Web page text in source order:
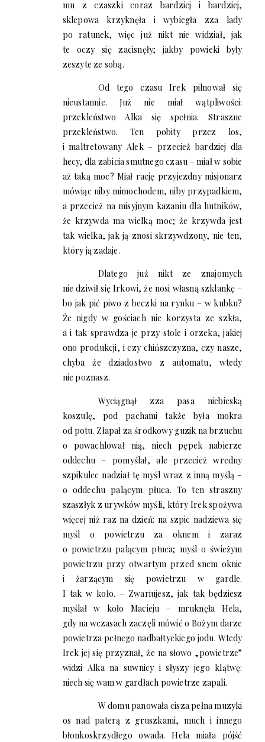
mu z czaszki coraz bardziej i bardziej,
sklepowa krzyknęła i wybiegła zza lady
po ratunek, więc już nikt nie widział, jak
te oczy się zacisnęły; jakby powieki były
zeszyte ze sobą.
Od tego czasu Irek pilnował się
nieustannie. Już nie miał wątpliwości:
przekleństwo Alka się spełnia. Straszne
przekleństwo. Ten pobity przez los,
i maltretowany Alek – przecież bardziej dla
hecy, dla zabicia smutnego czasu – miał w sobie
aż taką moc? Miał rację przyjezdny misjonarz
mówiąc niby mimochodem, niby przypadkiem,
a przecież na misyjnym kazaniu dla hutników,
że krzywda ma wielką moc; że krzywda jest
tak wielka, jak ją znosi skrzywdzony, nie ten,
który ją zadaje.
Dlatego już nikt ze znajomych
nie dziwił się Irkowi, że nosi własną szklankę –
bo jak pić piwo z beczki na rynku – w kubku?
Że nigdy w gościach nie korzysta ze szkła,
a i tak sprawdza je przy stole i orzeka, jakiej
ono produkcji, i czy chińszczyzna, czy nasze,
chyba że dziadostwo z automatu, wtedy
nie poznasz.
Wyciągnął zza pasa niebieską
koszulę, pod pachami także była mokra
od potu. Złapał za środkowy guzik na brzuchu
o powachlował nią, niech pępek nabierze
oddechu – pomyślał, ale przecież wredny
szpikulec nadział tę myśl wraz z inną myślą –
o oddechu palącym płuca. To ten straszny
szaszłyk z urywków myśli, który Irek spożywa
więcej niż raz na dzień: na szpic nadziewa się
myśl o powietrzu za oknem i zaraz
o powietrzu palącym płuca; myśl o świeżym
powietrzu przy otwartym przed snem oknie
i żarzącym się powietrzu w gardle.
I tak w koło. – Zwariujesz, jak tak będziesz
myślał w koło Macieju – mruknęła Hela,
gdy na wczasach zaczęli mówić o Bożym darze
powietrza pełnego nadbałtyckiego jodu. Wtedy
Irek jej się przyznał, że na słowo „powietrze”
widzi Alka na suwnicy i słyszy jego klątwę:
niech się wam w gardłach powietrze zapali.
W domu panowała cisza pełna muzyki
os nad paterą z gruszkami, much i innego
błonkoskrzydłego owada. Hela miała pójść